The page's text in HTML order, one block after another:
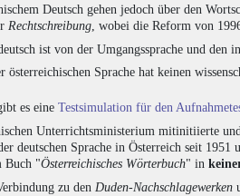
Deutsch gehen jedoch über den
Rechtschreibung , wobei die Reform von
ist von der Umgangssprache und
österreichischen Sprache hat keinen
es eine Testsimulation für den
Unterrichtsministerium mitinitiierte
deutschen Sprache in Österreich seit 1951
Buch "Österreichisches Wörterbuch" in
zu den Duden-Nachschlagewerken